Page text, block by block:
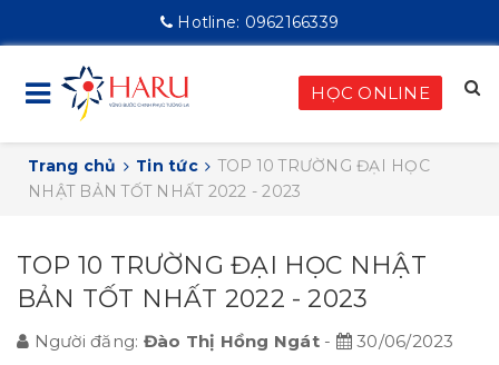
Hotline: 0962166339
HỌC ONLINE
Trang chủ Tin tức
TOP 10 TRƯỜNG ĐẠI HỌC
NHẬT BẢN TỐT NHẤT 2022 - 2023
TOP 10 TRƯỜNG ĐẠI HỌC NHẬT
BẢN TỐT NHẤT 2022 - 2023
Người đăng: Đào Thị Hồng Ngát- 30/06/2023